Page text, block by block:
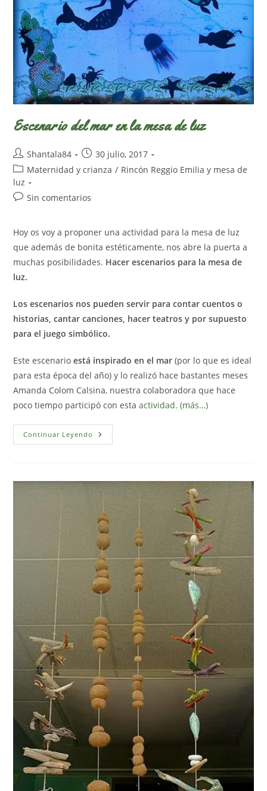
Escenario del mar en la mesa de luz
Autor
de
la
entrada:
Shantala84
Publicación
de
30 julio, 2017
Categoría
de
la
Maternidad y crianza / Rincón Reggio Emilia y mesa de
luz
Comentarios
entrada:
Sin comentarios
Hoy os voy a proponer una actividad para la mesa de luz
que además de bonita estéticamente, nos abre la puerta a
muchas posibilidades. Hacer escenarios para la mesa de
luz.
Los escenarios nos pueden servir para contar cuentos o
historias, cantar canciones, hacer teatros y por supuesto
para el juego simbólico.
Este escenarioestá inspirado en el mar (por lo que es ideal
para esta época del año) y lo realizó hace bastantes meses
Amanda Colom Calsina, nuestra colaboradora que hace
poco tiempo participó con estaactividad.(más…)
Continuar Leyendo Escenario
Del
De
Luz